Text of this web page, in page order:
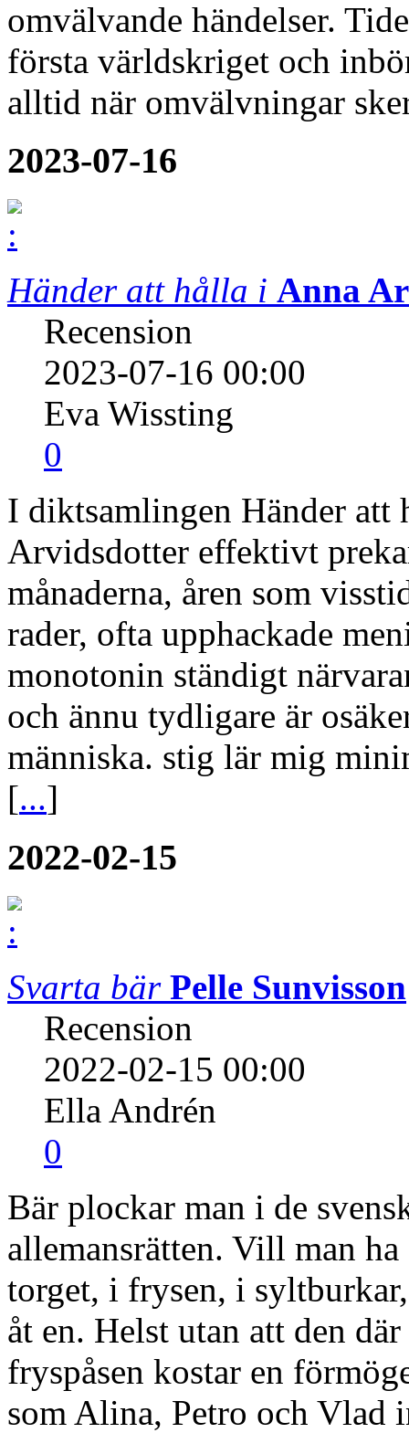
omvälvande händelser.
första världskriget och
alltid när omvälvningar
2023-07-16
Händer att hålla i Anna
Recension
2023-07-16 00:00
Eva Wissting
0
I diktsamlingen Händer att
Arvidsdotter effektivt
månaderna, åren som
rader, ofta upphackade
monotonin ständigt
och ännu tydligare är
människa. stig lär mig
[...]
2022-02-15
Svarta bär Pelle Sunvisson
Recension
2022-02-15 00:00
Ella Andrén
0
Bär plockar man i de
allemansrätten. Vill man
torget, i frysen, i
åt en. Helst utan att den
fryspåsen kostar en
som Alina, Petro och